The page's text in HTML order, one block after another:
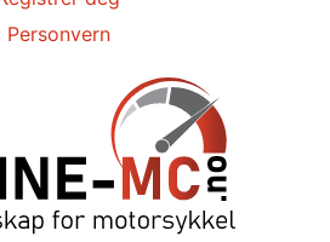
Personvern